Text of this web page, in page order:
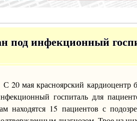
под инфекционный
С 20 мая красноярский кардиоцентр
госпиталь для
находятся 15 пациентов с